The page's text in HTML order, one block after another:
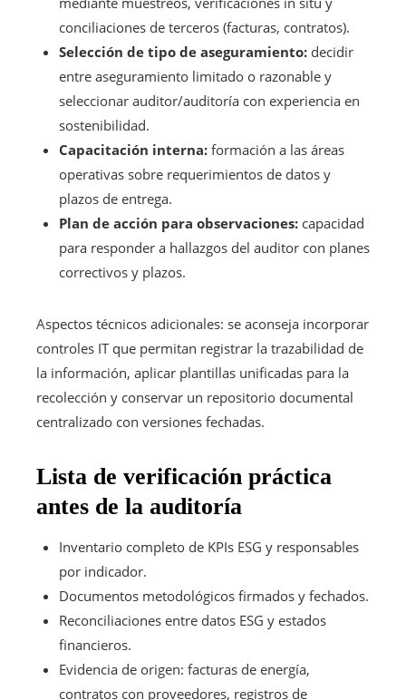
conciliaciones de terceros (facturas, contratos).
Selección de tipo de aseguramiento: decidir
entre aseguramiento limitado o razonable y
seleccionar auditor/auditoría con experiencia en
sostenibilidad.
Capacitación interna: formación a las áreas
operativas sobre requerimientos de datos y
plazos de entrega.
Plan de acción para observaciones: capacidad
para responder a hallazgos del auditor con planes
correctivos y plazos.
Aspectos técnicos adicionales: se aconseja incorporar
controles IT que permitan registrar la trazabilidad de
la información, aplicar plantillas unificadas para la
recolección y conservar un repositorio documental
centralizado con versiones fechadas.
Lista de verificación práctica
antes de la auditoría
Inventario completo de KPIs ESG y responsables
por indicador.
Documentos metodológicos firmados y fechados.
Reconciliaciones entre datos ESG y estados
financieros.
Evidencia de origen: facturas de energía,
contratos con proveedores, registros de